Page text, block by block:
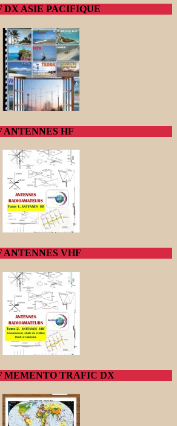
ASIE PACIFIQUE
HF
VHF
MEMENTO TRAFIC DX